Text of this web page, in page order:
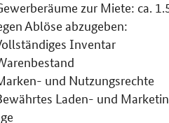
zur Miete: ca.
Ablöse abzugeben:
Inventar
und Nutzungsrechte
Laden- und